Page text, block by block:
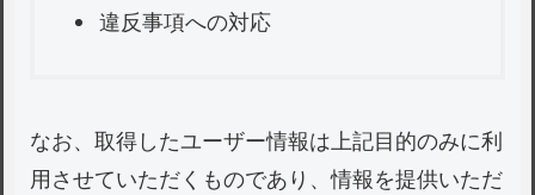
違反事項への対応
なお、取得したユーザー情報は上記目的のみに利
用させていただくものであり、情報を提供いただ